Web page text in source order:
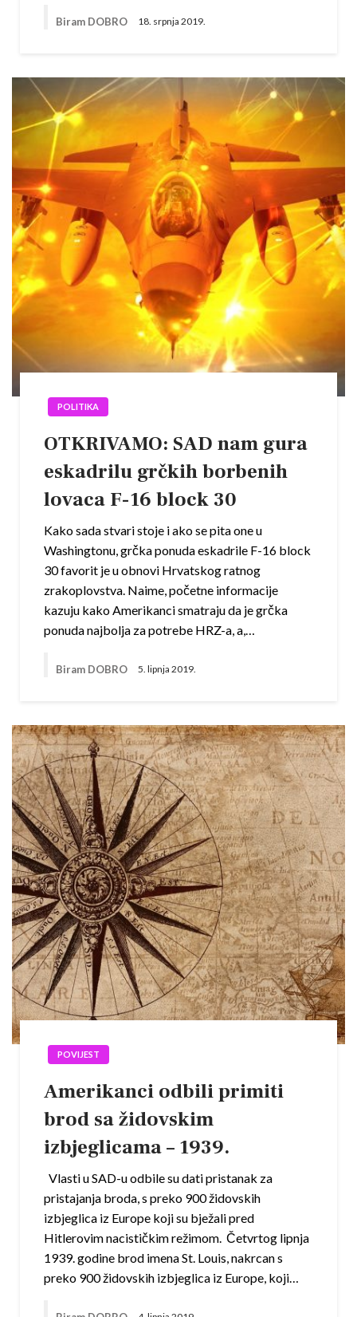
Biram DOBRO 18. srpnja 2019.
POLITIKA
OTKRIVAMO: SAD nam gura
eskadrilu grčkih borbenih
lovaca F-16 block 30
Kako sada stvari stoje i ako se pita one u
Washingtonu, grčka ponuda eskadrile F-16 block
30 favorit je u obnovi Hrvatskog ratnog
zrakoplovstva. Naime, početne informacije
kazuju kako Amerikanci smatraju da je grčka
ponuda najbolja za potrebe HRZ-a, a,…
Biram DOBRO 5. lipnja 2019.
POVIJEST
Amerikanci odbili primiti
brod sa židovskim
izbjeglicama – 1939.
Vlasti u SAD-u odbile su dati pristanak za
pristajanja broda, s preko 900 židovskih
izbjeglica iz Europe koji su bježali pred
Hitlerovim nacističkim režimom. Četvrtog lipnja
1939. godine brod imena St. Louis, nakrcan s
preko 900 židovskih izbjeglica iz Europe, koji…